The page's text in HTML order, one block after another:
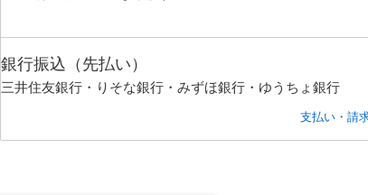
銀行振込（先払い）
三井住友銀行・りそな銀行・みずほ銀行・ゆうちょ銀行
支払い・請